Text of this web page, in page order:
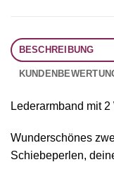
BESCHREIBUNG
Lederarmband mit
Wunderschönes
Schiebeperlen,